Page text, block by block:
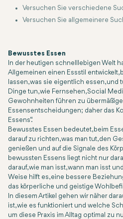
Versuchen Sie verschiedene
Versuchen Sie allgemeinere
Bewusstes Essen
In der heutigen schnelllebigen Welt
Allgemeinen einen Essstil entwickelt,
lassen, was sie eigentlich essen, und
Dinge tun, wie Fernsehen, Social
Gewohnheiten führen zu
Essensentscheidungen; daher das
Essens“.
Bewusstes Essen bedeutet, beim
darauf zu richten, was man tut, den
genießen und auf die Signale des
bewussten Essens liegt nicht nur
darauf, wie man isst, wann man isst
Weise hilft es, eine bessere
das körperliche und geistige
In diesem Artikel gehen wir näher
ist, wie es funktioniert und welche
um diese Praxis im Alltag optimal zu